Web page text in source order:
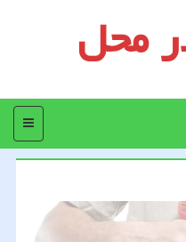
محل
منو